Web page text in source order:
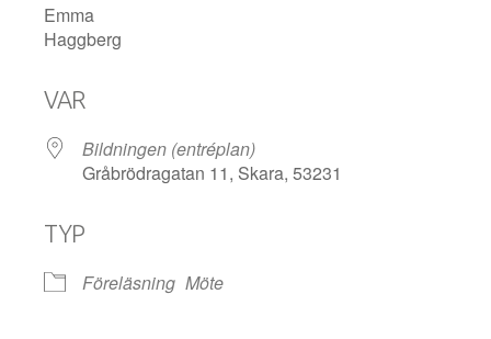
Emma
Haggberg
VAR
Bildningen (entréplan)
Gråbrödragatan 11, Skara, 53231
TYP
Föreläsning Möte